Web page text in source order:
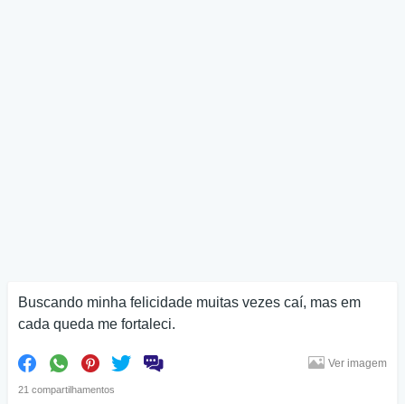
Buscando minha felicidade muitas vezes caí, mas em
cada queda me fortaleci.
21 compartilhamentos
Ver imagem